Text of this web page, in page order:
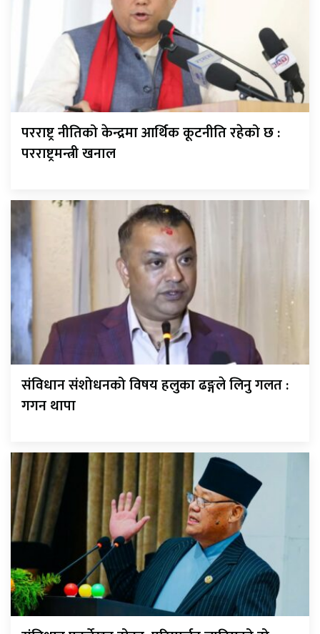
परराष्ट्र नीतिको केन्द्रमा आर्थिक कूटनीति रहेको छ :
परराष्ट्रमन्त्री खनाल
संविधान संशोधनको विषय हलुका ढङ्गले लिनु गलत :
गगन थापा